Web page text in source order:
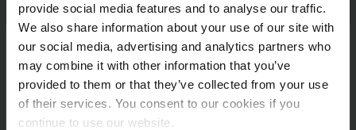
provide social media features and to analyse our traffic.
We also share information about your use of our site with
our social media, advertising and analytics partners who
may combine it with other information that you’ve
provided to them or that they’ve collected from your use
of their services. You consent to our cookies if you
continue to use our website.